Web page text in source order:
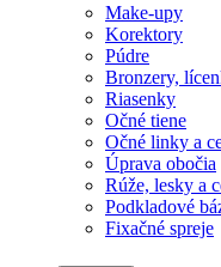
Make-upy
Korektory
Púdre
Bronzery,
Riasenky
Očné tiene
Očné linky a
Úprava obočia
Rúže, lesky a
Podkladové
Fixačné spreje